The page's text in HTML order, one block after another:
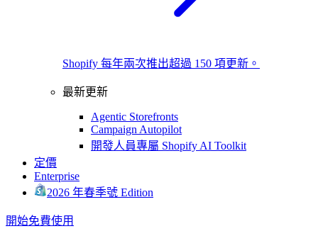
Shopify 每年兩次推出超過 150 項更新。
最新更新
Agentic Storefronts
Campaign Autopilot
開發人員專屬 Shopify AI Toolkit
定價
Enterprise
2026 年春季號 Edition
開始免費使用